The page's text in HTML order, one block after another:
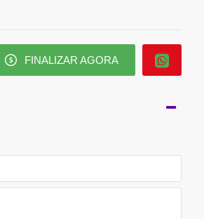
FINALIZAR AGORA